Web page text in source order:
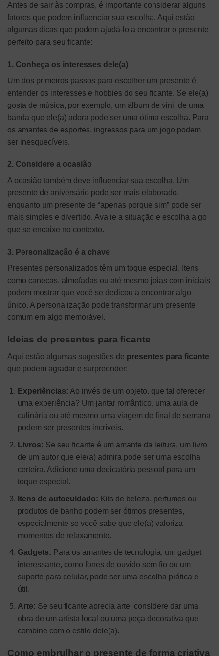
Antes de sair às compras, é importante considerar alguns
fatores que podem influenciar sua escolha. Aqui estão
algumas dicas que podem ajudá-lo a encontrar o presente
perfeito para seu ficante:
1. Conheça os interesses dele(a)
Um dos primeiros passos para escolher um presente é
entender os interesses e hobbies do seu ficante. Se ele(a)
gosta de música, por exemplo, um álbum de vinil de uma
banda que ele(a) adora pode ser uma ótima escolha. Para
os amantes de esportes, ingressos para um jogo podem
ser inesquecíveis.
2. Considere a ocasião
A ocasião também deve influenciar sua escolha. Um
presente de aniversário pode ser mais elaborado,
enquanto um presente de “apenas porque sim” pode ser
mais simples e divertido. Avalie a situação e escolha algo
que se encaixe no contexto.
3. Personalização é a chave
Presentes personalizados têm um toque especial. Itens
como canecas, almofadas ou até mesmo joias com iniciais
podem mostrar que você se dedicou a encontrar algo
único. A personalização pode transformar um presente
comum em algo memorável.
Ideias de presentes para ficante
Aqui estão algumas sugestões de presentes para ficante
que podem agradar e surpreender:
Experiências: Ao invés de um objeto, que tal oferecer
uma experiência? Um jantar romântico, uma aula de
culinária ou até mesmo uma viagem de final de semana
podem ser presentes incríveis.
Livros: Se seu ficante é um amante da leitura, um livro
de um autor que ele(a) admira pode ser uma escolha
certeira. Adicione uma dedicatória pessoal para um
toque especial.
Itens de autocuidado: Kits de beleza, perfumes ou
produtos de banho podem ser ótimos presentes,
especialmente se você sabe que ele(a) valoriza
momentos de relaxamento.
Gadgets: Para os amantes de tecnologia, um gadget
interessante, como fones de ouvido sem fio ou um
suporte para celular, pode ser uma escolha prática e
útil.
Arte: Se seu ficante aprecia arte, considere dar uma
obra de um artista local ou uma peça decorativa que
combine com o estilo dele(a).
Como embrulhar o presente de forma criativa